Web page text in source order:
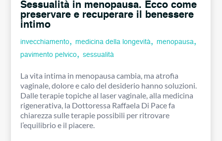
Sessualità in menopausa. Ecco come
preservare e recuperare il benessere
intimo
invecchiamento, medicina della longevità, menopausa,
pavimento pelvico,sessualità
La vita intima in menopausa cambia, ma atrofia
vaginale, dolore e calo del desiderio hanno soluzioni.
Dalle terapie topiche al laser vaginale, alla medicina
rigenerativa, la Dottoressa Raffaela Di Pace fa
chiarezza sulle terapie possibili per ritrovare
l’equilibrio e il piacere.